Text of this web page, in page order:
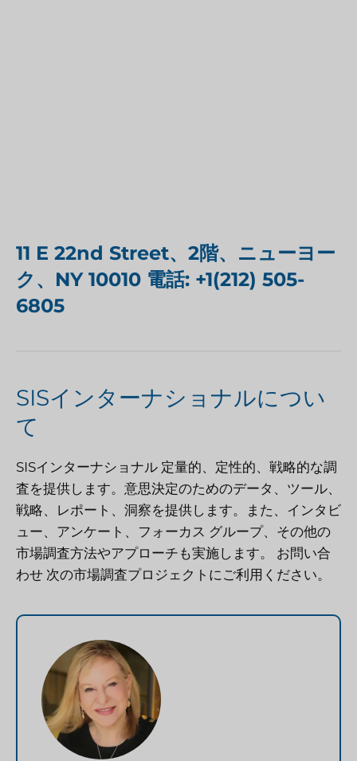
11 E 22nd Street、2階、ニューヨー
ク、NY 10010 電話: +1(212) 505-
6805
SISインターナショナルについ
て
SISインターナショナル 定量的、定性的、戦略的な調
査を提供します。意思決定のためのデータ、ツール、
戦略、レポート、洞察を提供します。また、インタビ
ュー、アンケート、フォーカス グループ、その他の
市場調査方法やアプローチも実施します。
お問い合
わせ 次の市場調査プロジェクトにご利用ください。